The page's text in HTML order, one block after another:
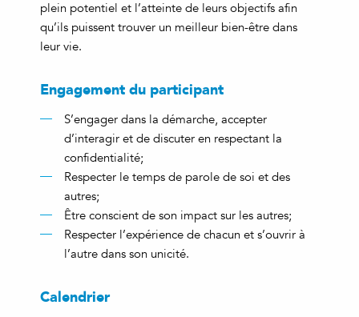
plein potentiel et l’atteinte de leurs objectifs afin
qu’ils puissent trouver un meilleur bien-être dans
leur vie.
Engagementdu participant
S’engager dans la démarche, accepter
d’interagir et de discuter en respectant la
confidentialité;
Respecter le temps de parole de soi et des
autres;
Être conscient de son impact sur les autres;
Respecter l’expérience de chacun et s’ouvrir à
l’autre dans son unicité.
Calendrier